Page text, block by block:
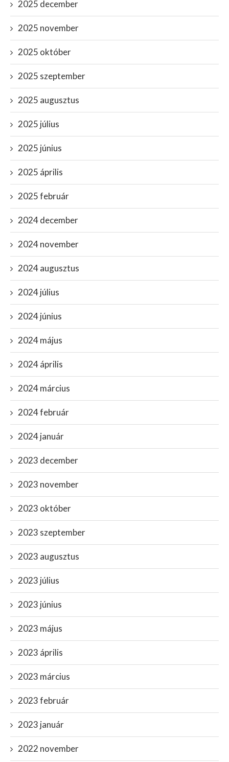
2025 december
2025 november
2025 október
2025 szeptember
2025 augusztus
2025 július
2025 június
2025 április
2025 február
2024 december
2024 november
2024 augusztus
2024 július
2024 június
2024 május
2024 április
2024 március
2024 február
2024 január
2023 december
2023 november
2023 október
2023 szeptember
2023 augusztus
2023 július
2023 június
2023 május
2023 április
2023 március
2023 február
2023 január
2022 november